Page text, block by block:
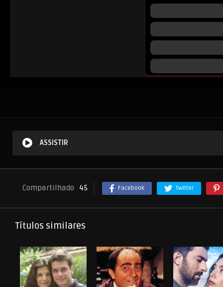
ASSISTIR
Compartilhado 45 Facebook Twitter
Títulos similares